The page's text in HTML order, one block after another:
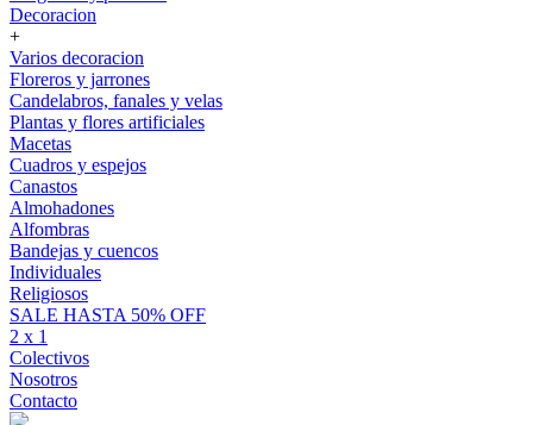
Decoracion
+
Varios decoracion
Floreros y jarrones
Candelabros, fanales y velas
Plantas y flores artificiales
Macetas
Cuadros y espejos
Canastos
Almohadones
Alfombras
Bandejas y cuencos
Individuales
Religiosos
SALE HASTA 50% OFF
2 x 1
Colectivos
Nosotros
Contacto